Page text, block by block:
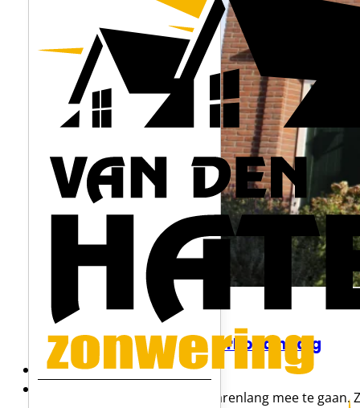
Rolluiken hebben onderhoud nodig
17 juni, 2026
Rolluiken zijn gemaakt om jarenlang mee te